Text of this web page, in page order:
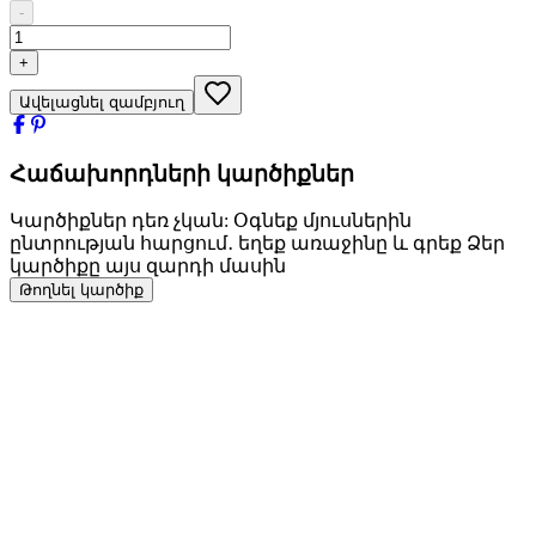
-
+
Ավելացնել զամբյուղ
Հաճախորդների կարծիքներ
Կարծիքներ դեռ չկան: Օգնեք մյուսներին
ընտրության հարցում․ եղեք առաջինը և գրեք Ձեր
կարծիքը այս զարդի մասին
Թողնել կարծիք